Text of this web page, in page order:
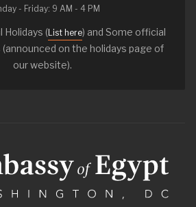
- Friday: 9 AM - 4 PM
Holidays ( List here) and Some official
(announced on the holidays page of
our website).